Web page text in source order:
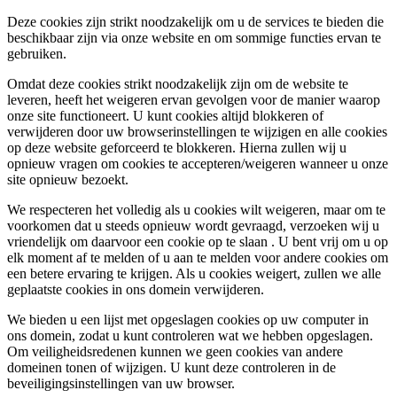
Deze cookies zijn strikt noodzakelijk om u de services te bieden die
beschikbaar zijn via onze website en om sommige functies ervan te
gebruiken.
Omdat deze cookies strikt noodzakelijk zijn om de website te
leveren, heeft het weigeren ervan gevolgen voor de manier waarop
onze site functioneert. U kunt cookies altijd blokkeren of
verwijderen door uw browserinstellingen te wijzigen en alle cookies
op deze website geforceerd te blokkeren. Hierna zullen wij u
opnieuw vragen om cookies te accepteren/weigeren wanneer u onze
site opnieuw bezoekt.
We respecteren het volledig als u cookies wilt weigeren, maar om te
voorkomen dat u steeds opnieuw wordt gevraagd, verzoeken wij u
vriendelijk om daarvoor een cookie op te slaan . U bent vrij om u op
elk moment af te melden of u aan te melden voor andere cookies om
een ​​betere ervaring te krijgen. Als u cookies weigert, zullen we alle
geplaatste cookies in ons domein verwijderen.
We bieden u een lijst met opgeslagen cookies op uw computer in
ons domein, zodat u kunt controleren wat we hebben opgeslagen.
Om veiligheidsredenen kunnen we geen cookies van andere
domeinen tonen of wijzigen. U kunt deze controleren in de
beveiligingsinstellingen van uw browser.